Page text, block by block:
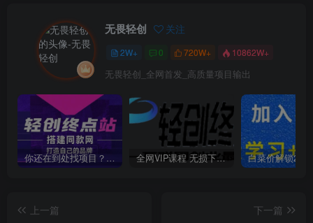
无畏轻创 关注
2W+ 0 720W+ 10862W+
无畏轻创_全网首发_高质量项目输出
你还在到处找项目？还在当韭菜？我靠卖项目一个月收入5万+，曾经我也是个失败者。 全网VIP课程 无损下载~
上一篇
下一篇